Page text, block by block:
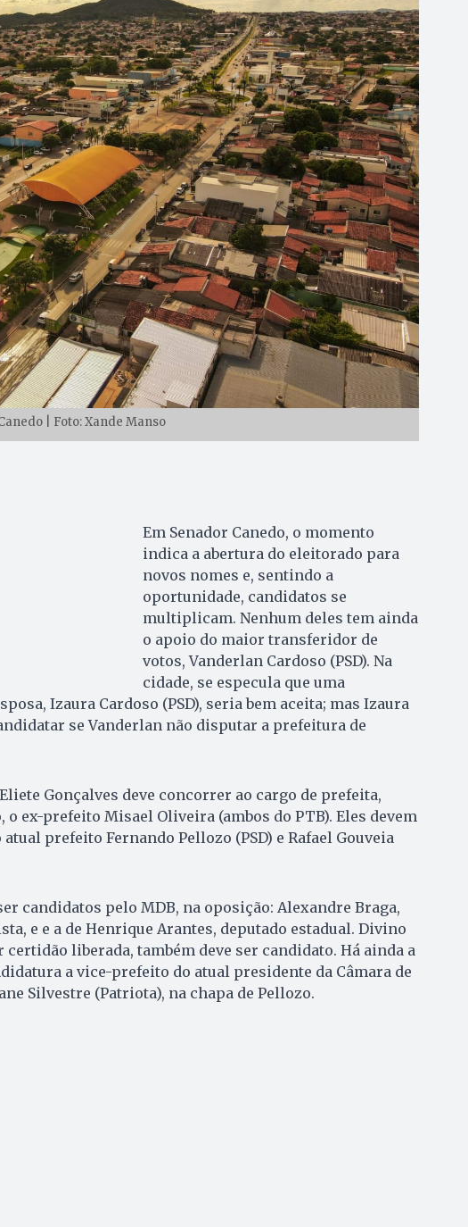
| Foto: Xande Manso
Em Senador Canedo, o momento
indica a abertura do eleitorado para
novos nomes e, sentindo a
oportunidade, candidatos se
multiplicam. Nenhum deles tem ainda
o apoio do maior transferidor de
votos, Vanderlan Cardoso (PSD). Na
cidade, se especula que uma
Izaura Cardoso (PSD), seria bem aceita; mas Izaura
se Vanderlan não disputar a prefeitura de
Gonçalves deve concorrer ao cargo de prefeita,
o ex-prefeito Misael Oliveira (ambos do PTB). Eles devem
prefeito Fernando Pellozo (PSD) e Rafael Gouveia
candidatos pelo MDB, na oposição: Alexandre Braga,
e e a de Henrique Arantes, deputado estadual. Divino
certidão liberada, também deve ser candidato. Há ainda a
a vice-prefeito do atual presidente da Câmara de
Silvestre (Patriota), na chapa de Pellozo.